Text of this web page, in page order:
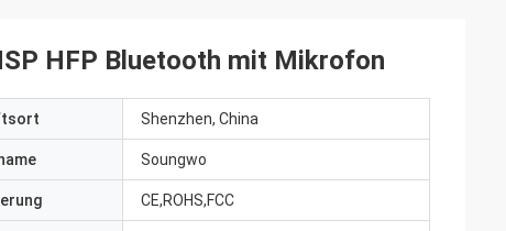
HFP Bluetooth mit Mikrofon
Shenzhen, China
Soungwo
CE,ROHS,FCC